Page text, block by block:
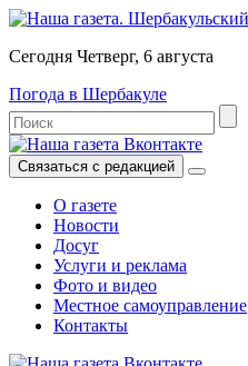
Сегодня Четверг, 6 августа
Погода в Шербакуле
Связаться с редакцией
О газете
Новости
Досуг
Услуги и реклама
Фото и видео
Местное самоуправление
Контакты